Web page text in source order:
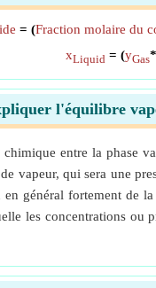
= (Fraction molaire du
xLiquid = (yGas*
l'équilibre
entre la phase
vapeur, qui sera une
général fortement de
les concentrations ou